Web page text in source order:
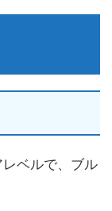
レベルで、ブル